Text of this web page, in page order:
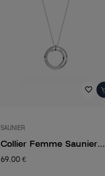
favorite_border
SAUNIER
Collier Femme Saunier...
69,00 €